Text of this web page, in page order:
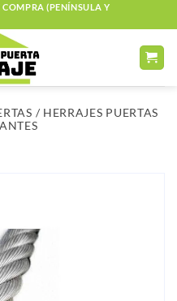
(PENÍNSULA Y
/ HERRAJES PUERTAS